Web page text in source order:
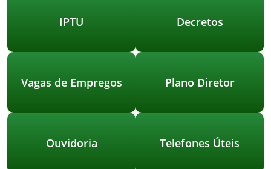
IPTU Decretos
Vagas de Empregos Plano Diretor
Ouvidoria Telefones Úteis